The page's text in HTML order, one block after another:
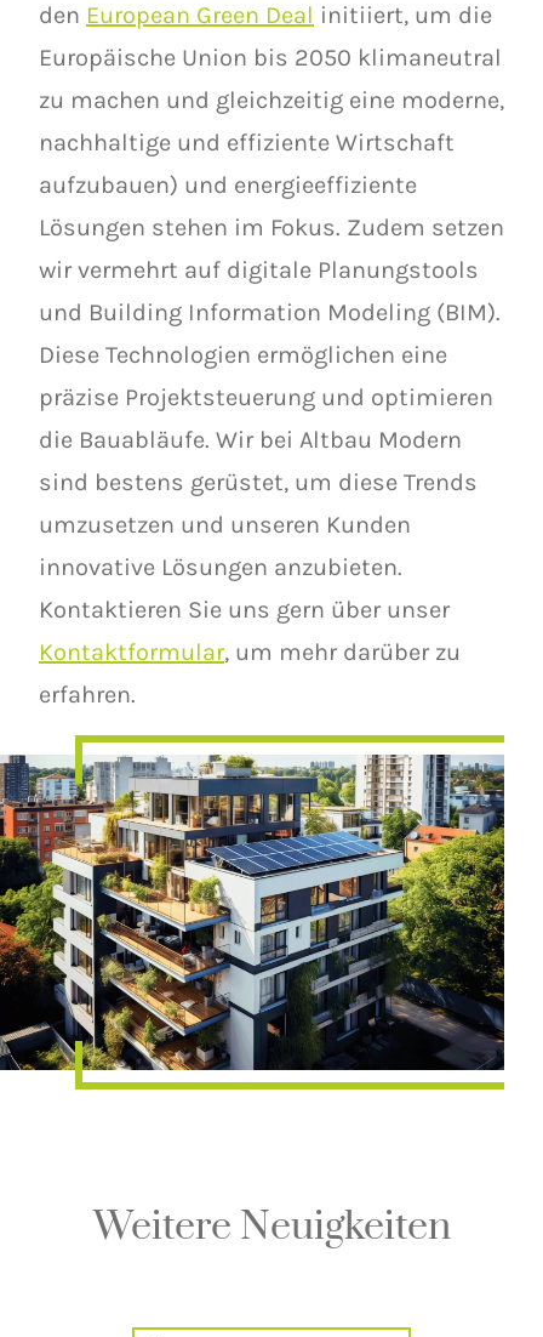
den European Green Deal initiiert, um die
Europäische Union bis 2050 klimaneutral
zu machen und gleichzeitig eine moderne,
nachhaltige und effiziente Wirtschaft
aufzubauen) und energieeffiziente
Lösungen stehen im Fokus. Zudem setzen
wir vermehrt auf digitale Planungstools
und Building Information Modeling (BIM).
Diese Technologien ermöglichen eine
präzise Projektsteuerung und optimieren
die Bauabläufe. Wir bei Altbau Modern
sind bestens gerüstet, um diese Trends
umzusetzen und unseren Kunden
innovative Lösungen anzubieten.
Kontaktieren Sie uns gern über unser
Kontaktformular, um mehr darüber zu
erfahren.
Weitere Neuigkeiten